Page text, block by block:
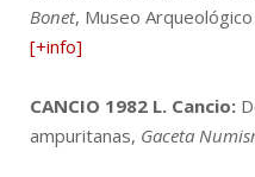
Bonet, Museo
[+info]
CANCIO 1982 L. Cancio:
ampuritanas, Gaceta